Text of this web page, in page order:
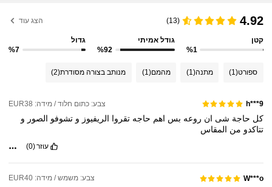
4.92
(13) הצג עוד
קטן
%1
גודל אמיתי
%92
גדול
%7
ספורט(1) מתנה(1) מהמם(1) מנותב בצורה מסודרת(2)
h***9 צבע: כתום חלוד / מידה: EUR38
كل حاجة شى ان روعه بس اهم حاجهتقروا الريفيوز وتشوفو الصور و
تتاكدو من المقاس
עוזר(0)
W***o צבע: משמש / מידה: EUR40